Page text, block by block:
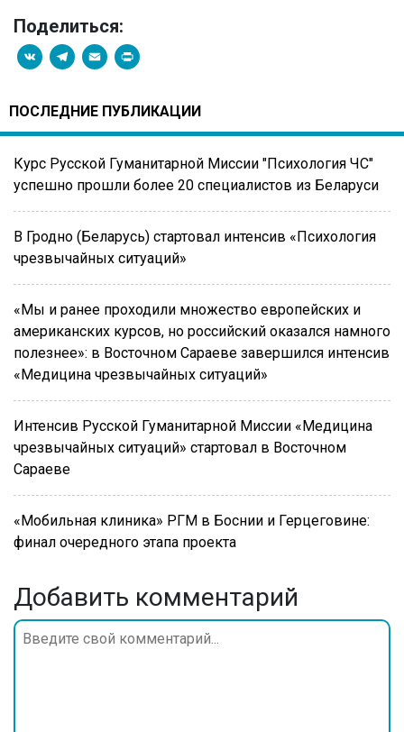
Поделиться:
VK Telegram
Email
ПОСЛЕДНИЕ ПУБЛИКАЦИИ
Курс Русской Гуманитарной Миссии "Психология ЧС"
успешно прошли более 20 специалистов из Беларуси
В Гродно (Беларусь) стартовал интенсив «Психология
чрезвычайных ситуаций»
«Мы и ранее проходили множество европейских и
американских курсов, но российский оказался намного
полезнее»: в Восточном Сараеве завершился интенсив
«Медицина чрезвычайных ситуаций»
Интенсив Русской Гуманитарной Миссии «Медицина
чрезвычайных ситуаций» стартовал в Восточном
Сараеве
«Мобильная клиника» РГМ в Боснии и Герцеговине:
финал очередного этапа проекта
Добавить комментарий